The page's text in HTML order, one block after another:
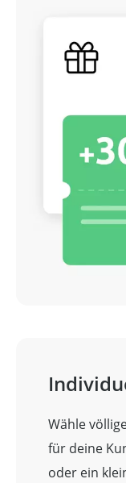
Wähle
für deine
oder ein